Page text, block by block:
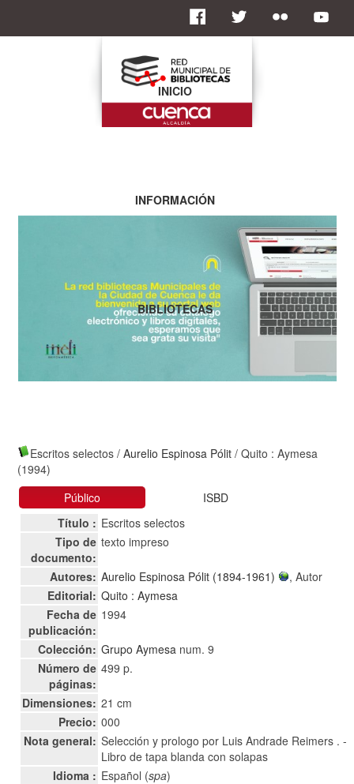
Escritos selectos /Aurelio Espinosa Pólit / Quito : Aymesa
(1994)
Público
ISBD
Título : Escritos selectos
Tipo de
documento:
texto impreso
Autores: Aurelio Espinosa Pólit (1894-1961)
, Autor
Editorial: Quito : Aymesa
Fecha de
publicación:
1994
Colección: Grupo Aymesa num. 9
Número de
páginas:
499 p.
Dimensiones: 21 cm
Precio: 000
Nota general: Selección y prologo por Luis Andrade Reimers . -
Libro de tapa blanda con solapas
Idioma : Español (spa)
INICIO
INFORMACIÓN
BIBLIOTECAS